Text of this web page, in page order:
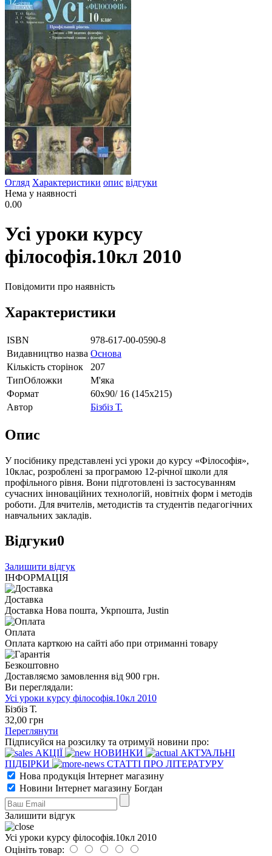
Огляд Характеристики опис відгуки
Нема у наявності
0.00
Усі уроки курсу
філософія.10кл 2010
Повідомити про наявність
Характеристики
ISBN
978-617-00-0590-8
Видавництво назва Основа
Кількість сторінок
207
ТипОбложки
М'яка
Формат
60х90/ 16 (145х215)
Автор
Бізбіз Т.
Опис
У посібнику представлені усі уроки до курсу «Філософія»,
10клас, розроблені за програмою 12-річної школи для
профільного рівня. Вони підготовлені із застосуванням
сучасних інноваційних технологій, новітніх форм і методів
роботи. Для вчителів, методистів та студентів педагогічних
навчальних закладів.
Відгуки0
Залишити відгук
ІНФОРМАЦІЯ
Доставка
Доставка Нова пошта, Укрпошта, Justin
Оплата
Оплата карткою на сайті або при отриманні товару
Безкоштовно
Доставляємо замовлення від 900 грн.
Ви переглядали:
Усі уроки курсу філософія.10кл 2010
Бізбіз Т.
32,00 грн
Переглянути
Підписуйся на розсилку та отримуй новини про:
АКЦІЇ
НОВИНКИ
АКТУАЛЬНІ
ПІДБІРКИ
СТАТТІ ПРО ЛІТЕРАТУРУ
Нова продукція Інтернет магазину
Новини Інтернет магазину Богдан
Залишити відгук
Усі уроки курсу філософія.10кл 2010
Оцініть товар: